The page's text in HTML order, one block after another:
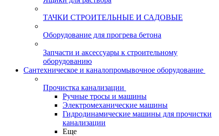
ТАЧКИ СТРОИТЕЛЬНЫЕ И САДОВЫЕ
Оборудование для прогрева бетона
Запчасти и аксессуары к строительному
оборудованию
Сантехническое и каналопромывочное оборудование
Прочистка канализации
Ручные тросы и машины
Электромеханические машины
Гидродинамические машины для прочистки
канализации
Еще